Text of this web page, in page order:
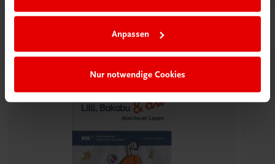
Anpassen
Nur notwendige Cookies
Passende Produkte